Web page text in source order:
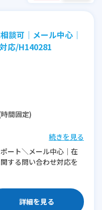
談可│メール中心│
応/H140281
間固定)
続きを見る
ート＼メール中心｜在
する問い合わせ対応を
詳細を見る